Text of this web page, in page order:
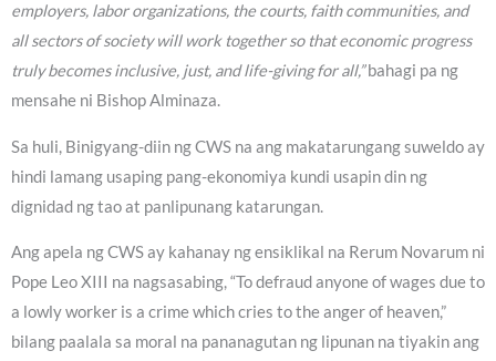
employers, labor organizations, the courts, faith communities, and
all sectors of society will work together so that economic progress
truly becomes inclusive, just, and life-giving for all,”bahagi pa ng
mensahe ni Bishop Alminaza.
Sa huli, Binigyang-diin ng CWS na ang makatarungang suweldo ay
hindi lamang usaping pang-ekonomiya kundi usapin din ng
dignidad ng tao at panlipunang katarungan.
Ang apela ng CWS ay kahanay ng ensiklikal na Rerum Novarum ni
Pope Leo XIII na nagsasabing, “To defraud anyone of wages due to
a lowly worker is a crime which cries to the anger of heaven,”
bilang paalala sa moral na pananagutan ng lipunan na tiyakin ang